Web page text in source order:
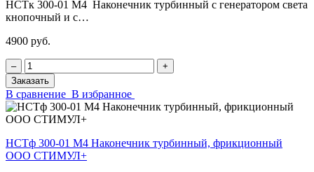
НСТк 300-01 М4 Наконечник турбинный с генератором света
кнопочный и с…
4900 руб.
‒
+
Заказать
В сравнение В избранное
НСТф 300-01 М4 Наконечник турбинный, фрикционный
ООО СТИМУЛ+